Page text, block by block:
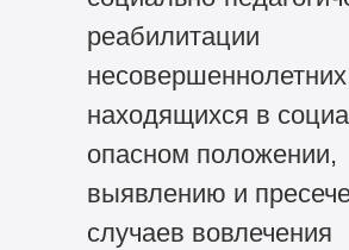
реабилитации
находящихся в
опасном положении,
выявлению и
случаев вовлечения